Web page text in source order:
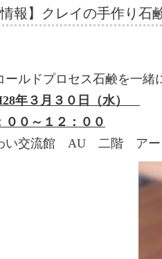
情報】クレイの手作り石
ールドプロセス石鹸を一緒
年３月３０日（水）
００～１２：００
い交流館 AU 二階 アー